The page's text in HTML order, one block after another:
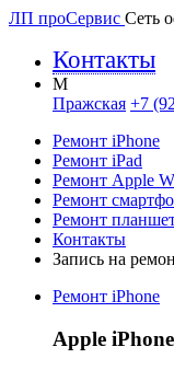
ЛП проСервис Сеть
Контакты
M
Пражская +7
Ремонт iPhone
Ремонт iPad
Ремонт Apple
Ремонт
Ремонт
Контакты
Запись на
Ремонт iPhone
Apple iPhone